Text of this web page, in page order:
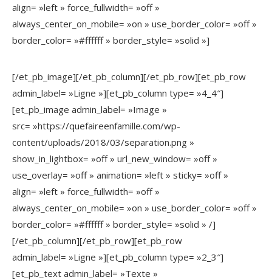
align= »left » force_fullwidth= »off »
always_center_on_mobile= »on » use_border_color= »off »
border_color= »#ffffff » border_style= »solid »]
[/et_pb_image][/et_pb_column][/et_pb_row][et_pb_row
admin_label= »Ligne »][et_pb_column type= »4_4″]
[et_pb_image admin_label= »Image »
src= »https://quefaireenfamille.com/wp-
content/uploads/2018/03/separation.png »
show_in_lightbox= »off » url_new_window= »off »
use_overlay= »off » animation= »left » sticky= »off »
align= »left » force_fullwidth= »off »
always_center_on_mobile= »on » use_border_color= »off »
border_color= »#ffffff » border_style= »solid » /]
[/et_pb_column][/et_pb_row][et_pb_row
admin_label= »Ligne »][et_pb_column type= »2_3″]
[et_pb_text admin_label= »Texte »